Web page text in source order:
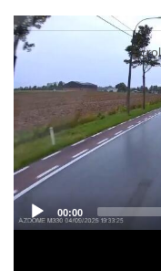
Videospeler
Videospeler
Current
time
00:00